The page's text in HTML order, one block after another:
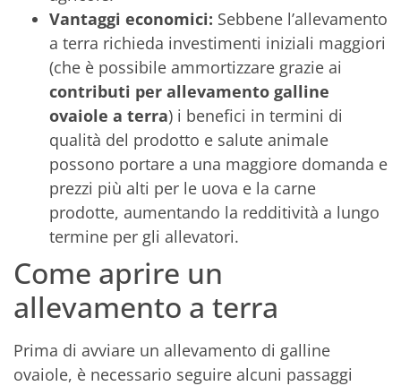
Vantaggi economici: Sebbene l’allevamento
a terra richieda investimenti iniziali maggiori
(che è possibile ammortizzare grazie ai
contributi per allevamento galline
ovaiole a terra) i benefici in termini di
qualità del prodotto e salute animale
possono portare a una maggiore domanda e
prezzi più alti per le uova e la carne
prodotte, aumentando la redditività a lungo
termine per gli allevatori.
Come aprire un
allevamento a terra
Prima di avviare un allevamento di galline
ovaiole, è necessario seguire alcuni passaggi